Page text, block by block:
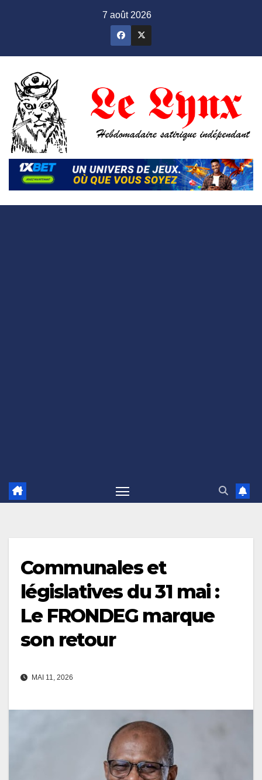
7 août 2026
Communales et
législatives du 31 mai :
Le FRONDEG marque
son retour
MAI 11, 2026